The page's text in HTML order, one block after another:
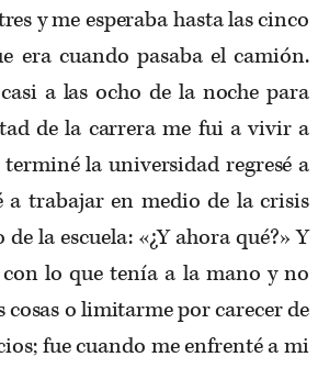
y me esperaba hasta las cinco
era cuando pasaba el camión.
a las ocho de la noche para
de la carrera me fui a vivir a
la universidad regresé a
a trabajar en medio de la crisis
la escuela: «¿Y ahora qué?» Y
lo que tenía a la mano y no
cosas o limitarme por carecer de
fue cuando me enfrenté a mi